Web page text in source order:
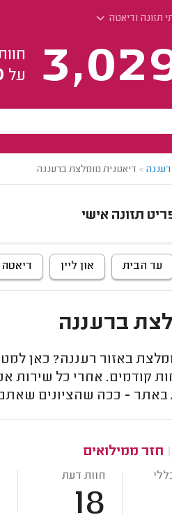
תזונה ודיאטה
על
רעננה > דיאטנית מומלצת ברעננה
תזונה אישי
עד הבית און ליין דיאטה
ברעננה
באזור רעננה? כאן
קודמים. אחרי כל שירות
באתר - ככה שהציונים
חזר ממילואים
חוות דעת
18